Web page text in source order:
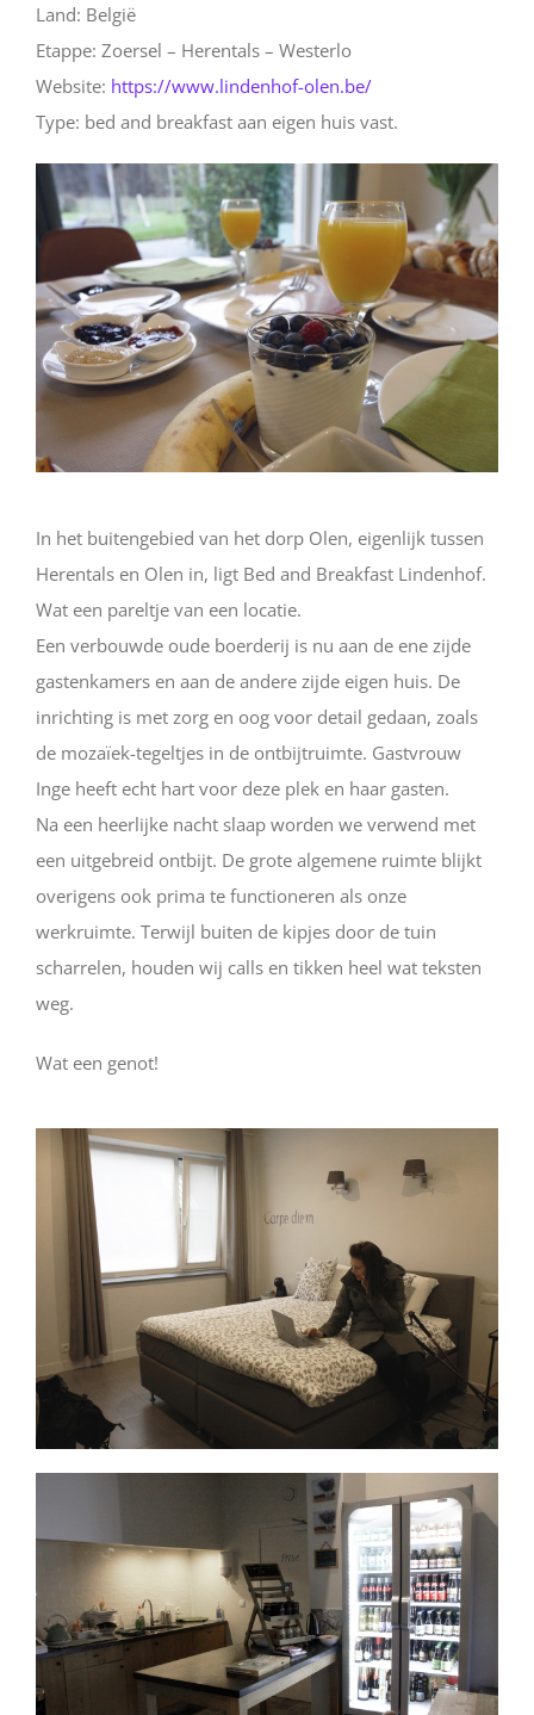
Land: België
Etappe: Zoersel – Herentals – Westerlo
Website: https://www.lindenhof-olen.be/
Type: bed and breakfast aan eigen huis vast.
In het buitengebied van het dorp Olen, eigenlijk tussen
Herentals en Olen in, ligt Bed and Breakfast Lindenhof.
Wat een pareltje van een locatie.
Een verbouwde oude boerderij is nu aan de ene zijde
gastenkamers en aan de andere zijde eigen huis. De
inrichting is met zorg en oog voor detail gedaan, zoals
de mozaïek-tegeltjes in de ontbijtruimte. Gastvrouw
Inge heeft echt hart voor deze plek en haar gasten.
Na een heerlijke nacht slaap worden we verwend met
een uitgebreid ontbijt. De grote algemene ruimte blijkt
overigens ook prima te functioneren als onze
werkruimte. Terwijl buiten de kipjes door de tuin
scharrelen, houden wij calls en tikken heel wat teksten
weg.
Wat een genot!